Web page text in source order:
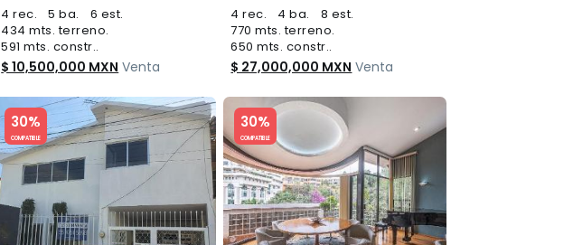
4 rec. 5 ba.
6 est.
434 mts. terreno.
591 mts. constr..
$ 10,500,000 MXN Venta
4 rec. 4 ba.
8 est.
770 mts. terreno.
650 mts. constr..
$ 27,000,000 MXN Venta
30%
COMPATIBLE
Slide 1 of 5
30%
COMPATIBLE
Slide 1 of 5